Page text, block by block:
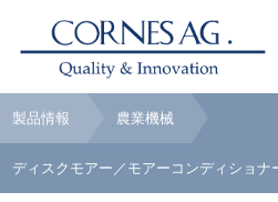
製品情報 農業機械
ディスクモアー／モアーコンディショナ